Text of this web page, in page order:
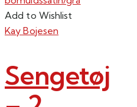
Add to Wishlist
Kay Bojesen
Sengetøj